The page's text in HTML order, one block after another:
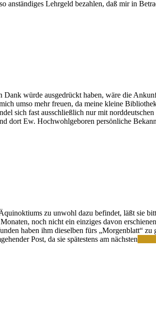
Lehrgeld bezahlen, daß mir in
würde ausgedrückt haben, wäre die
umso mehr freuen, da meine kleine
sich fast ausschließlich nur mit
Ew. Hochwohlgeboren persönliche
zu unwohl dazu befindet, läßt sie
noch nicht ein einziges davon
haben ihm dieselben fürs „Morgenblatt“
Post, da sie spätestens am nächsten